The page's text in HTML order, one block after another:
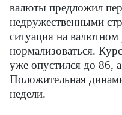
валюты предложил
недружественными
ситуация на валютном
нормализоваться.
уже опустился до 86,
Положительная
недели.